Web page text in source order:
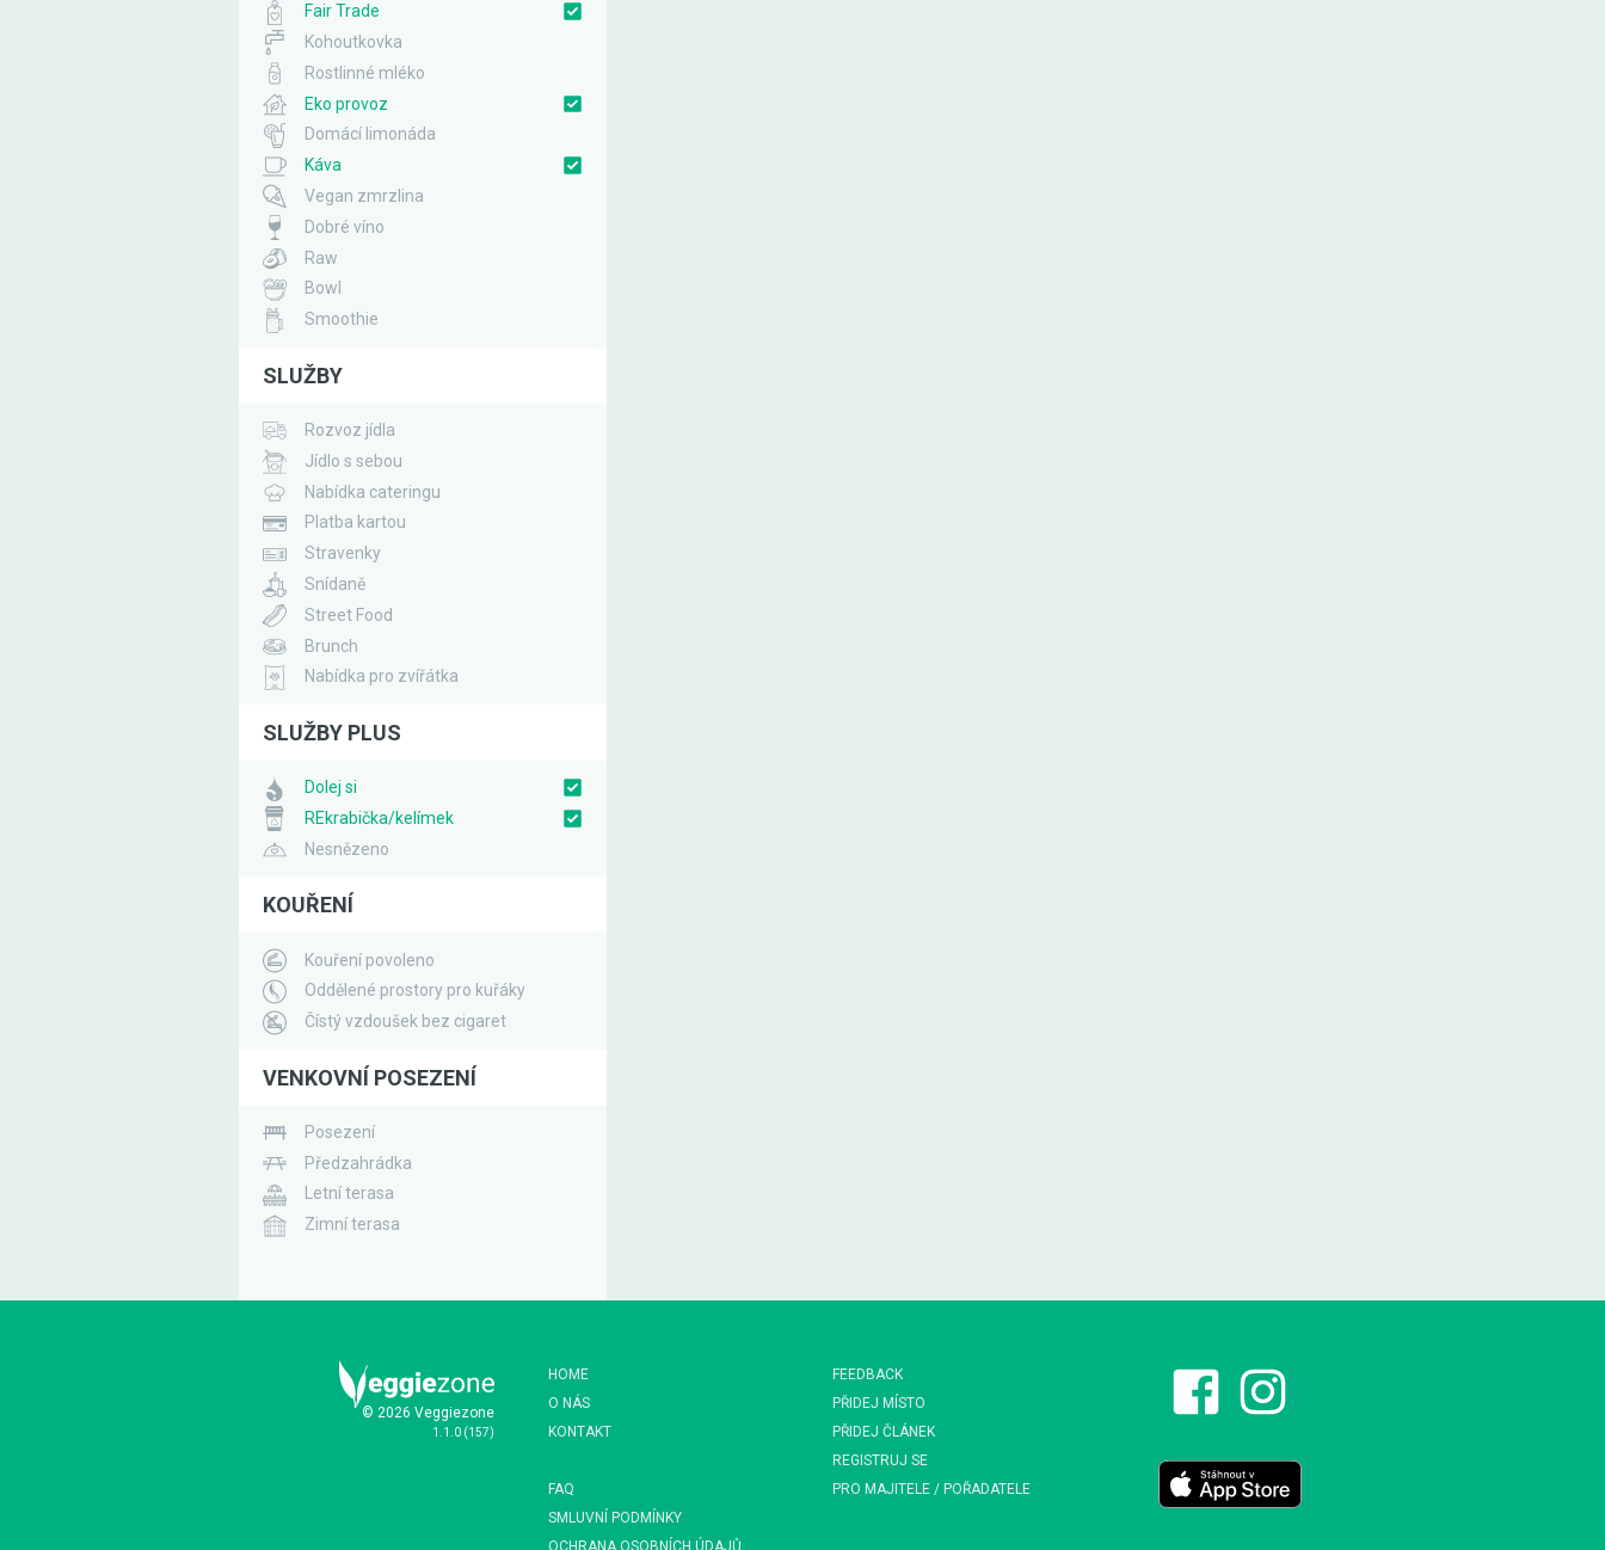
Fair Trade
Kohoutkovka
Rostlinné mléko
Eko provoz
Domácí limonáda
Káva
Vegan zmrzlina
Dobré víno
Raw
Bowl
Smoothie
SLUŽBY
Rozvoz jídla
Jídlo s sebou
Nabídka cateringu
Platba kartou
Stravenky
Snídaně
Street Food
Brunch
Nabídka pro zvířátka
SLUŽBY PLUS
Dolej si
REkrabička/kelímek
Nesnězeno
KOUŘENÍ
Kouření povoleno
Oddělené prostory pro kuřáky
Čístý vzdoušek bez cigaret
VENKOVNÍ POSEZENÍ
Posezení
Předzahrádka
Letní terasa
Zimní terasa
© 2026 Veggiezone
1.1.0(157)
HOME
O NÁS
KONTAKT
FAQ
SMLUVNÍ PODMÍNKY
OCHRANA OSOBNÍCH ÚDAJŮ
FEEDBACK
PŘIDEJ MÍSTO
PŘIDEJ ČLÁNEK
REGISTRUJ SE
PRO MAJITELE / POŘADATELE